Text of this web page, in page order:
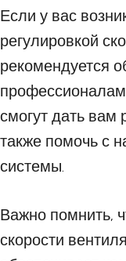
Если у вас
регулировкой
рекомендуется
смогут дать вам
также помочь с
системы.
Важно помнить,
скорости